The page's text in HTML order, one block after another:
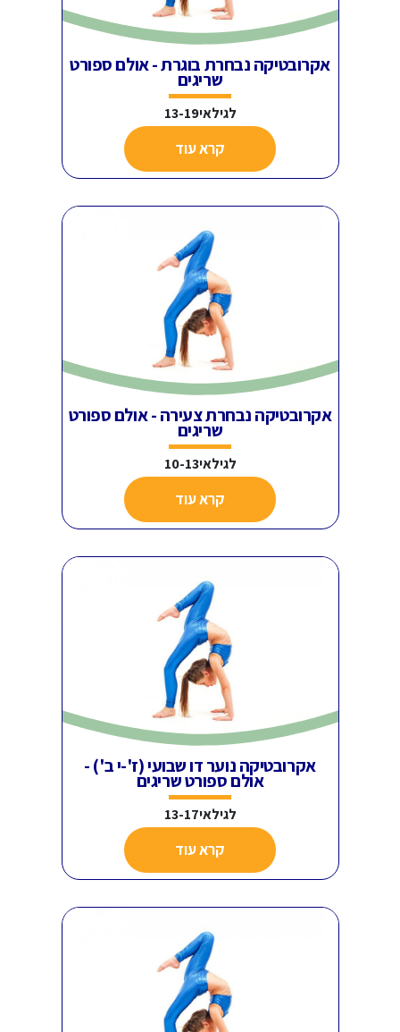
אקרובטיקה נבחרת בוגרת - אולם ספורט
שריגים
לגילאי13-19
קרא עוד
אקרובטיקה נבחרת צעירה - אולם ספורט
שריגים
לגילאי10-13
קרא עוד
אקרובטיקה נוער דו שבועי (ז'-י ב') -
אולם ספורט שריגים
לגילאי13-17
קרא עוד